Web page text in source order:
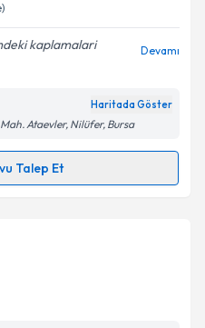
kaplamalari
Devamı
Haritada Göster
Ataevler, Nilüfer, Bursa
Talep Et
takvimi talebi
randevu almanız için bir
posta ile bilgilendireceğiz.